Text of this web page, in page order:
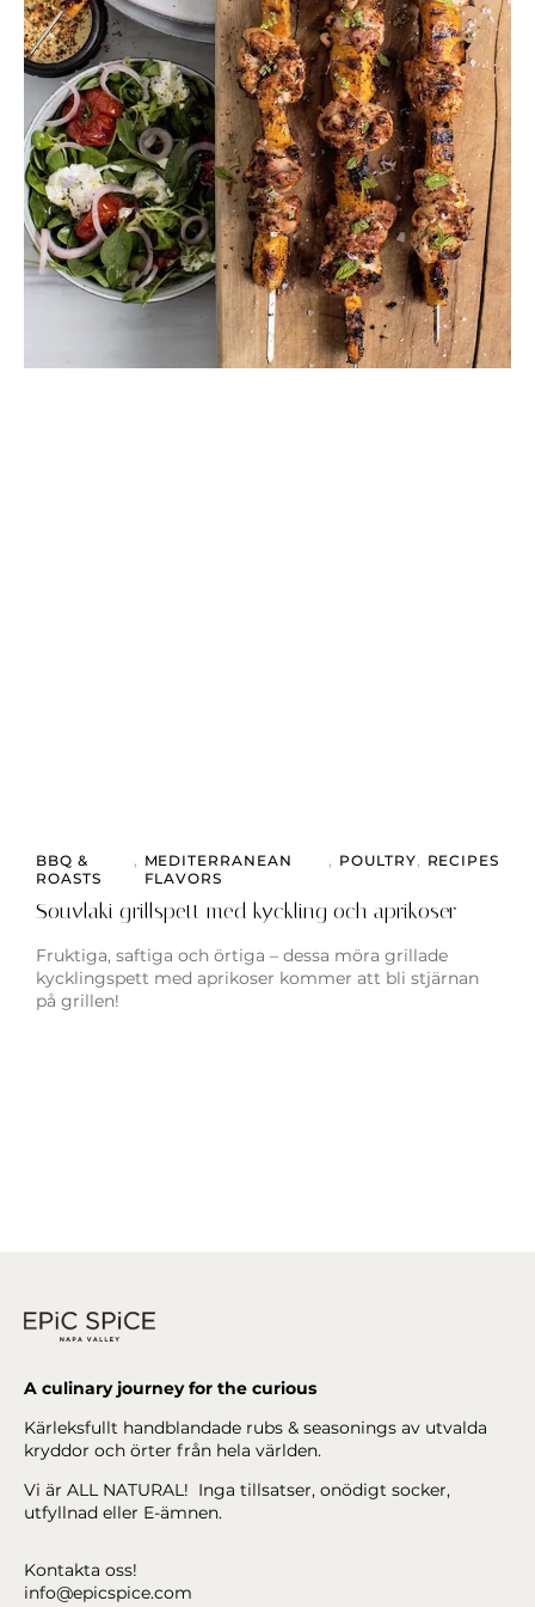
BBQ &
ROASTS
, MEDITERRANEAN
FLAVORS
, POULTRY, RECIPES
Souvlaki grillspett med kyckling och aprikoser
Fruktiga, saftiga och örtiga – dessa möra grillade
kycklingspett med aprikoser kommer att bli stjärnan
på grillen!
A culinary journey for the curious
Kärleksfullt handblandade rubs & seasonings av utvalda
kryddor och örter från hela världen.
Vi är ALL NATURAL! Inga tillsatser, onödigt socker,
utfyllnad eller E-ämnen.
Kontakta oss!
info@epicspice.com